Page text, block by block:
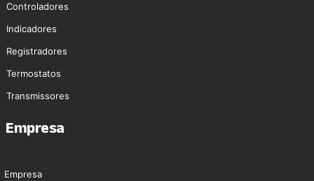
Controladores
Indicadores
Registradores
Termostatos
Transmissores
Empresa
Empresa